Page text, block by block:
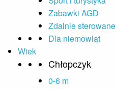
Zabawki AGD
Zdalnie sterowane
Dla niemowląt
Wiek
Chłopczyk
0-6 m